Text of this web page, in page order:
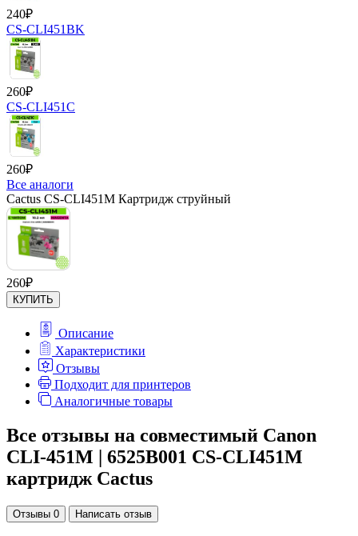
240₽
CS-CLI451BK
260₽
CS-CLI451C
260₽
Все аналоги
Cactus CS-CLI451M Картридж струйный
260₽
КУПИТЬ
Описание
Характеристики
Отзывы
Подходит для принтеров
Аналогичные товары
Все отзывы на совместимый Canon
CLI-451M | 6525B001 CS-CLI451M
картридж Cactus
Отзывы 0 Написать отзыв